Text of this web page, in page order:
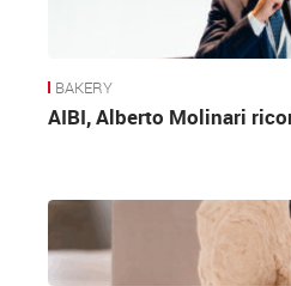
BAKERY
AIBI, Alberto Molinari